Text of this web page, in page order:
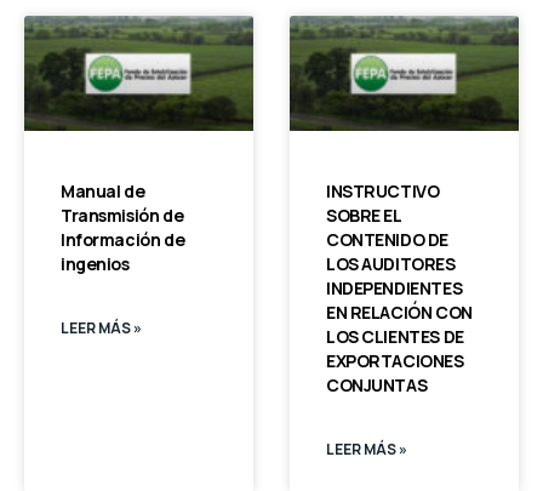
Manual de
Transmisión de
Información de
ingenios
LEER MÁS »
INSTRUCTIVO
SOBRE EL
CONTENIDO DE
LOS AUDITORES
INDEPENDIENTES
EN RELACIÓN CON
LOS CLIENTES DE
EXPORTACIONES
CONJUNTAS
LEER MÁS »